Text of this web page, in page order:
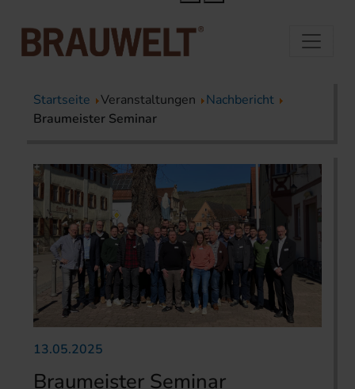
Startseite Veranstaltungen
Nachbericht
Braumeister Seminar
13.05.2025
Braumeister Seminar